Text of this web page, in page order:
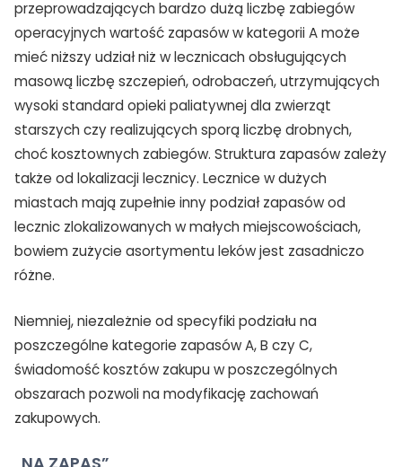
przeprowadzających bardzo dużą liczbę zabiegów
operacyjnych wartość zapasów w kategorii A może
mieć niższy udział niż w lecznicach obsługujących
masową liczbę szczepień, odrobaczeń, utrzymujących
wysoki standard opieki paliatywnej dla zwierząt
starszych czy realizujących sporą liczbę drobnych,
choć kosztownych zabiegów. Struktura zapasów zależy
także od lokalizacji lecznicy. Lecznice w dużych
miastach mają zupełnie inny podział zapasów od
lecznic zlokalizowanych w małych miejscowościach,
bowiem zużycie asortymentu leków jest zasadniczo
różne.
Niemniej, niezależnie od specyfiki podziału na
poszczególne kategorie zapasów A, B czy C,
świadomość kosztów zakupu w poszczególnych
obszarach pozwoli na modyfikację zachowań
zakupowych.